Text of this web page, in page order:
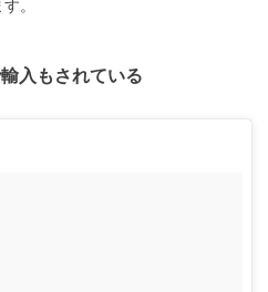
。
入もされている